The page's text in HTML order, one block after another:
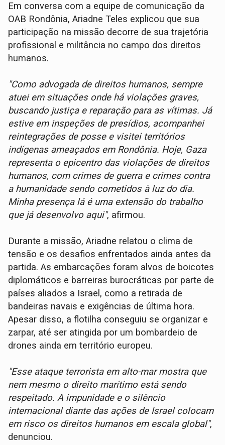
Em conversa com a equipe de comunicação da
OAB Rondônia, Ariadne Teles explicou que sua
participação na missão decorre de sua trajetória
profissional e militância no campo dos direitos
humanos.
"Como advogada de direitos humanos, sempre
atuei em situações onde há violações graves,
buscando justiça e reparação para as vítimas. Já
estive em inspeções de presídios, acompanhei
reintegrações de posse e visitei territórios
indígenas ameaçados em Rondônia. Hoje, Gaza
representa o epicentro das violações de direitos
humanos, com crimes de guerra e crimes contra
a humanidade sendo cometidos à luz do dia.
Minha presença lá é uma extensão do trabalho
que já desenvolvo aqui", afirmou.
Durante a missão, Ariadne relatou o clima de
tensão e os desafios enfrentados ainda antes da
partida. As embarcações foram alvos de boicotes
diplomáticos e barreiras burocráticas por parte de
países aliados a Israel, como a retirada de
bandeiras navais e exigências de última hora.
Apesar disso, a flotilha conseguiu se organizar e
zarpar, até ser atingida por um bombardeio de
drones ainda em território europeu.
"Esse ataque terrorista em alto-mar mostra que
nem mesmo o direito marítimo está sendo
respeitado. A impunidade e o silêncio
internacional diante das ações de Israel colocam
em risco os direitos humanos em escala global",
denunciou.